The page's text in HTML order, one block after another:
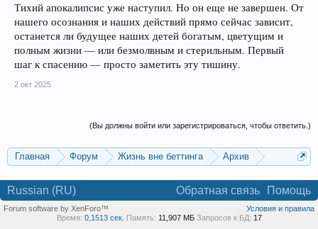
Тихий апокалипсис уже наступил. Но он еще не завершен. От
нашего осознания и наших действий прямо сейчас зависит,
останется ли будущее наших детей богатым, цветущим и
полным жизни — или безмолвным и стерильным. Первый
шаг к спасению — просто заметить эту тишину.
2 окт 2025
(Вы должны войти или зарегистрироваться, чтобы ответить.)
Главная Форум Жизнь вне беттинга
Архив
Russian (RU) Обратная связь Помощь
Условия и правила
Forum software by XenForo™
Время: 0,1513 сек. Память: 11,907 МБ Запросов к БД: 17